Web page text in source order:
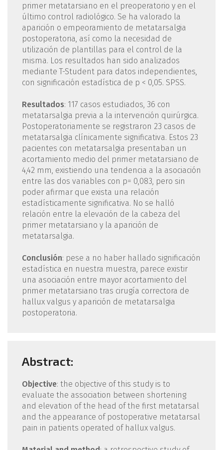
primer metatarsiano en el preoperatorio y en el
último control radiológico. Se ha valorado la
aparición o empeoramiento de metatarsalgia
postoperatoria, así como la necesidad de
utilización de plantillas para el control de la
misma. Los resultados han sido analizados
mediante T-Student para datos independientes,
con significación estadística de p < 0,05. SPSS.
Resultados: 117 casos estudiados, 36 con
metatarsalgia previa a la intervención quirúrgica.
Postoperatoriamente se registraron 23 casos de
metatarsalgia clínicamente significativa. Estos 23
pacientes con metatarsalgia presentaban un
acortamiento medio del primer metatarsiano de
4,42 mm, existiendo una tendencia a la asociación
entre las dos variables con p= 0,083, pero sin
poder afirmar que exista una relación
estadísticamente significativa. No se halló
relación entre la elevación de la cabeza del
primer metatarsiano y la aparición de
metatarsalgia.
Conclusión: pese a no haber hallado significación
estadística en nuestra muestra, parece existir
una asociación entre mayor acortamiento del
primer metatarsiano tras cirugía correctora de
hallux valgus y aparición de metatarsalgia
postoperatoria.
Abstract:
Objective: the objective of this study is to
evaluate the association between shortening
and elevation of the head of the first metatarsal
and the appearance of postoperative metatarsal
pain in patients operated of hallux valgus.